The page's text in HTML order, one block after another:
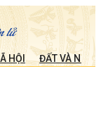
HỘI ĐẤT VÀ